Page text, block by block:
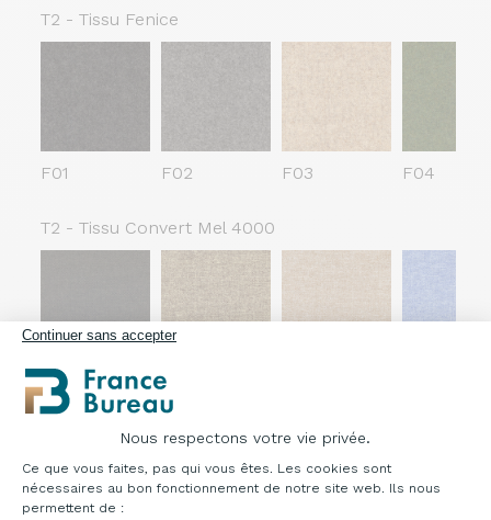
Continuer sans accepter
Nous respectons votre vie privée.
Plateforme de Gestion du Consentement :
Ce que vous faites, pas qui vous êtes. Les cookies sont
nécessaires au bon fonctionnement de notre site web. Ils nous
permettent de :
T2 - Tissu Fenice
F01 F02 F03 F04
T2 - Tissu Convert Mel 4000
C01 C02